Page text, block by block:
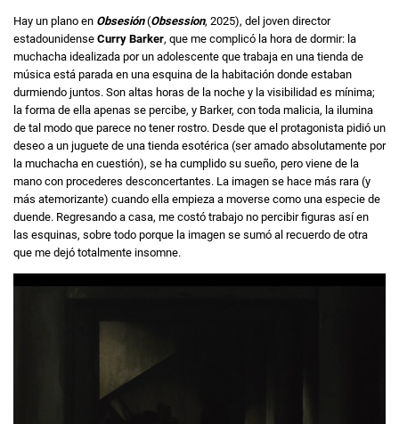
Hay un plano en Obsesión(Obsession, 2025), del joven director
estadounidense Curry Barker, que me complicó la hora de dormir: la
muchacha idealizada por un adolescente que trabaja en una tienda de
música está parada en una esquina de la habitación donde estaban
durmiendo juntos. Son altas horas de la noche y la visibilidad es mínima;
la forma de ella apenas se percibe, y Barker, con toda malicia, la ilumina
de tal modo que parece no tener rostro. Desde que el protagonista pidió un
deseo a un juguete de una tienda esotérica (ser amado absolutamente por
la muchacha en cuestión), se ha cumplido su sueño, pero viene de la
mano con procederes desconcertantes. La imagen se hace más rara (y
más atemorizante) cuando ella empieza a moverse como una especie de
duende. Regresando a casa, me costó trabajo no percibir figuras así en
las esquinas, sobre todo porque la imagen se sumó al recuerdo de otra
que me dejó totalmente insomne.